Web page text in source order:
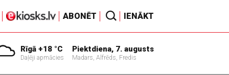
ABONĒT IENĀKT
Rīgā +18 °C
Daļēji apmācies
Piektdiena, 7. augusts
Madars, Alfrēds, Fredis